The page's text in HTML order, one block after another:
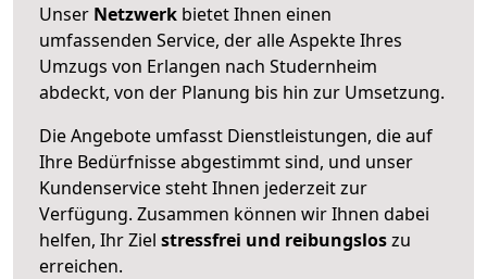
Unser Netzwerk bietet Ihnen einen
umfassenden Service, der alle Aspekte Ihres
Umzugs von Erlangen nach Studernheim
abdeckt, von der Planung bis hin zur Umsetzung.
Die Angebote umfasst Dienstleistungen, die auf
Ihre Bedürfnisse abgestimmt sind, und unser
Kundenservice steht Ihnen jederzeit zur
Verfügung. Zusammen können wir Ihnen dabei
helfen, Ihr Ziel stressfrei und reibungsloszu
erreichen.